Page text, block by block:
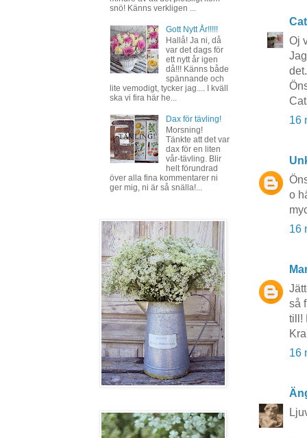
Oj
det.
16
o
16
så
till!
16
snö! Känns verkligen ...
Gott Nytt År!!!!!
Hallå! Ja ni, då
var det dags för
ett nytt år igen
då!!! Känns både
spännande och
lite vemodigt, tycker jag.... I kväll
ska vi fira här he...
Dax för tävling!
Morsning!
Tänkte att det var
dax för en liten
vår-tävling. Blir
helt förundrad
över alla fina kommentarer ni
ger mig, ni är så snälla!...